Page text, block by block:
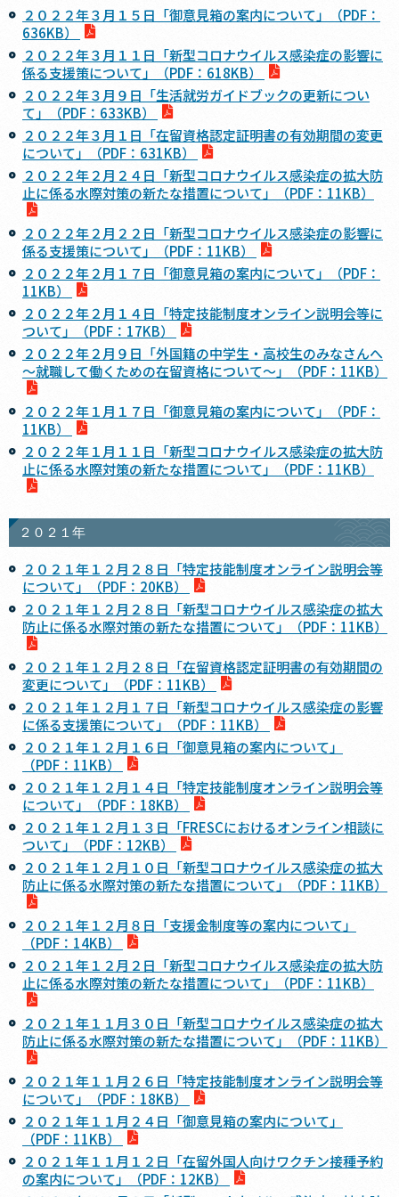
２０２２年３月１５日「御意見箱の案内について」（PDF：
636KB）
２０２２年３月１１日「新型コロナウイルス感染症の影響に
係る支援策について」（PDF：618KB）
２０２２年３月９日「生活就労ガイドブックの更新につい
て」（PDF：633KB）
２０２２年３月１日「在留資格認定証明書の有効期間の変更
について」（PDF：631KB）
２０２２年２月２４日「新型コロナウイルス感染症の拡大防
止に係る水際対策の新たな措置について」（PDF：11KB）
２０２２年２月２２日「新型コロナウイルス感染症の影響に
係る支援策について」（PDF：11KB）
２０２２年２月１７日「御意見箱の案内について」（PDF：
11KB）
２０２２年２月１４日「特定技能制度オンライン説明会等に
ついて」（PDF：17KB）
２０２２年２月９日「外国籍の中学生・高校生のみなさんへ
～就職して働くための在留資格について～」（PDF：11KB）
２０２２年１月１７日「御意見箱の案内について」（PDF：
11KB）
２０２２年１月１１日「新型コロナウイルス感染症の拡大防
止に係る水際対策の新たな措置について」（PDF：11KB）
２０２１年
２０２１年１２月２８日「特定技能制度オンライン説明会等
について」（PDF：20KB）
２０２１年１２月２８日「新型コロナウイルス感染症の拡大
防止に係る水際対策の新たな措置について」（PDF：11KB）
２０２１年１２月２８日「在留資格認定証明書の有効期間の
変更について」（PDF：11KB）
２０２１年１２月１７日「新型コロナウイルス感染症の影響
に係る支援策について」（PDF：11KB）
２０２１年１２月１６日「御意見箱の案内について」
（PDF：11KB）
２０２１年１２月１４日「特定技能制度オンライン説明会等
について」（PDF：18KB）
２０２１年１２月１３日「FRESCにおけるオンライン相談に
ついて」（PDF：12KB）
２０２１年１２月１０日「新型コロナウイルス感染症の拡大
防止に係る水際対策の新たな措置について」（PDF：11KB）
２０２１年１２月８日「支援金制度等の案内について」
（PDF：14KB）
２０２１年１２月２日「新型コロナウイルス感染症の拡大防
止に係る水際対策の新たな措置について」（PDF：11KB）
２０２１年１１月３０日「新型コロナウイルス感染症の拡大
防止に係る水際対策の新たな措置について」（PDF：11KB）
２０２１年１１月２６日「特定技能制度オンライン説明会等
について」（PDF：18KB）
２０２１年１１月２４日「御意見箱の案内について」
（PDF：11KB）
２０２１年１１月１２日「在留外国人向けワクチン接種予約
の案内について」（PDF：12KB）